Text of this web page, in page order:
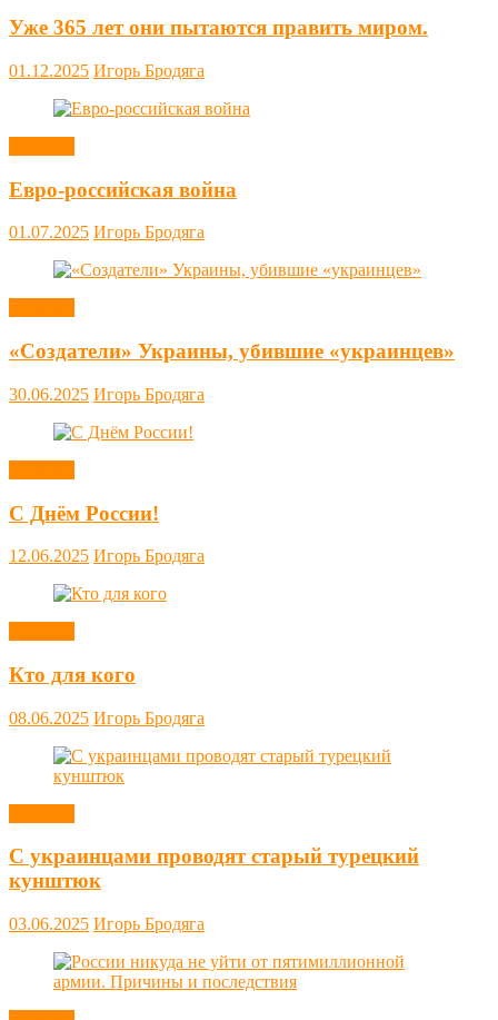
Уже 365 лет они пытаются править миром.
01.12.2025 Игорь Бродяга
Евро-российская война
01.07.2025 Игорь Бродяга
«Создатели» Украины, убившие «украинцев»
30.06.2025 Игорь Бродяга
С Днём России!
12.06.2025 Игорь Бродяга
Кто для кого
08.06.2025 Игорь Бродяга
С украинцами проводят старый турецкий
кунштюк
03.06.2025 Игорь Бродяга